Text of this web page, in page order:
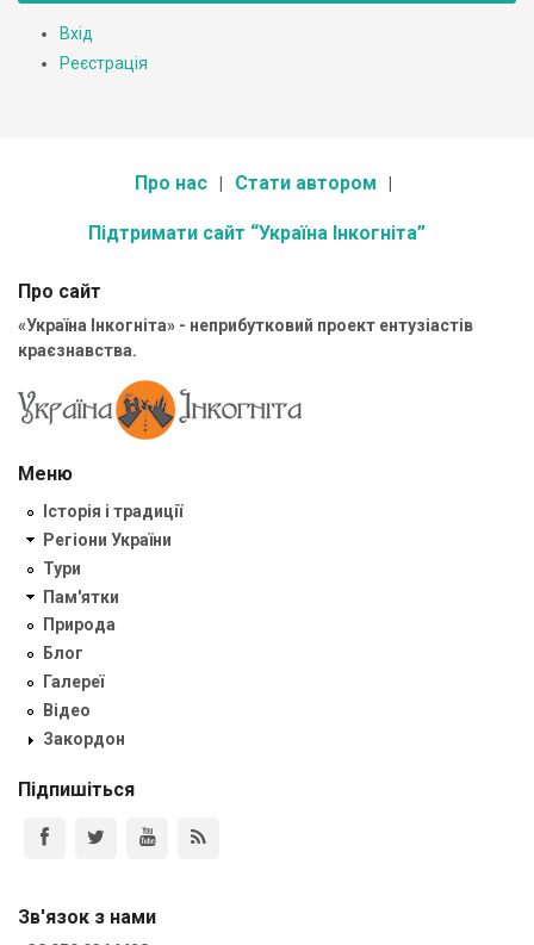
Вхід
Реєстрація
Про нас Стати автором
Підтримати сайт “Україна Інкогніта”
Про сайт
«Україна Інкогніта» - неприбутковий проект ентузіастів
краєзнавства.
Меню
Історія і традиції
Регіони України
Тури
Пам'ятки
Природа
Блог
Галереї
Відео
Закордон
Підпишіться
Зв'язок з нами